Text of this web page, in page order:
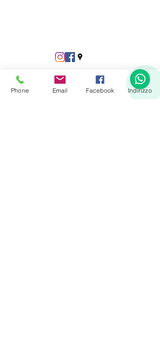
Phone Email Facebook Indirizzo
1